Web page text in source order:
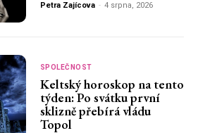
Petra Zajícova - 4 srpna, 2026
SPOLEČNOST
Keltský horoskop na tento
týden: Po svátku první
sklizně přebírá vládu
Topol